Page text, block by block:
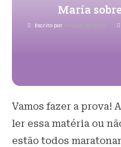
María
Escrito por Priscila Bertozzi
Vamos fazer a prova!
ler essa matéria ou
estão todos